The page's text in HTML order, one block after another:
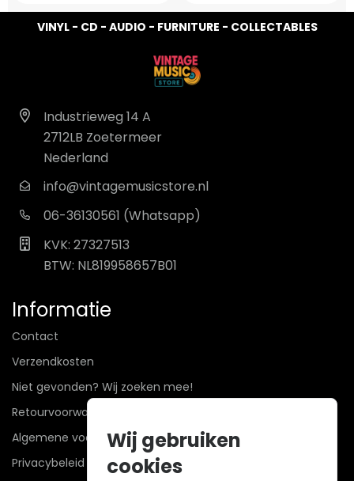
VINYL - CD - AUDIO - FURNITURE - COLLECTABLES
Industrieweg 14 A
2712LB Zoetermeer
Nederland
info@vintagemusicstore.nl
06-36130561 (Whatsapp)
KVK: 27327513
BTW: NL819958657B01
Informatie
Contact
Verzendkosten
Niet gevonden? Wij zoeken mee!
Retourvoorwaarden
Algemene voorwaarden
Privacybeleid
Wij gebruiken
cookies